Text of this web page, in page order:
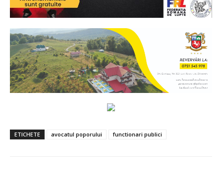
ETICHETE avocatul poporului functionari publici